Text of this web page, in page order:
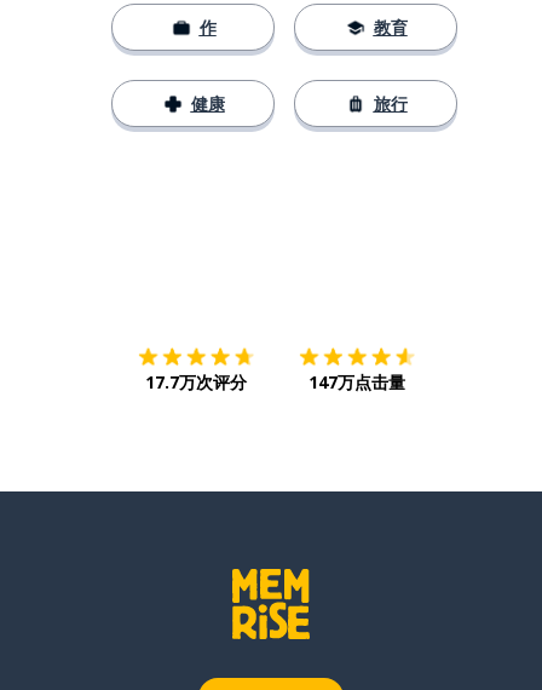
作
健康
教育
旅行
17.7万次评分 147万点击量